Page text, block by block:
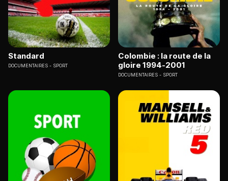
Standard
DOCUMENTAIRES SPORT
Colombie : la route de la
gloire 1994-2001
DOCUMENTAIRES SPORT